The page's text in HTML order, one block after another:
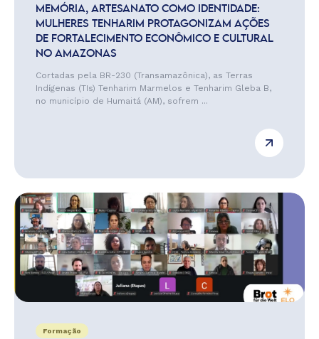
MEMÓRIA, ARTESANATO COMO IDENTIDADE:
MULHERES TENHARIM PROTAGONIZAM AÇÕES
DE FORTALECIMENTO ECONÔMICO E CULTURAL
NO AMAZONAS
Cortadas pela BR-230 (Transamazônica), as Terras
Indígenas (TIs) Tenharim Marmelos e Tenharim Gleba B,
no município de Humaitá (AM), sofrem ...
Formação